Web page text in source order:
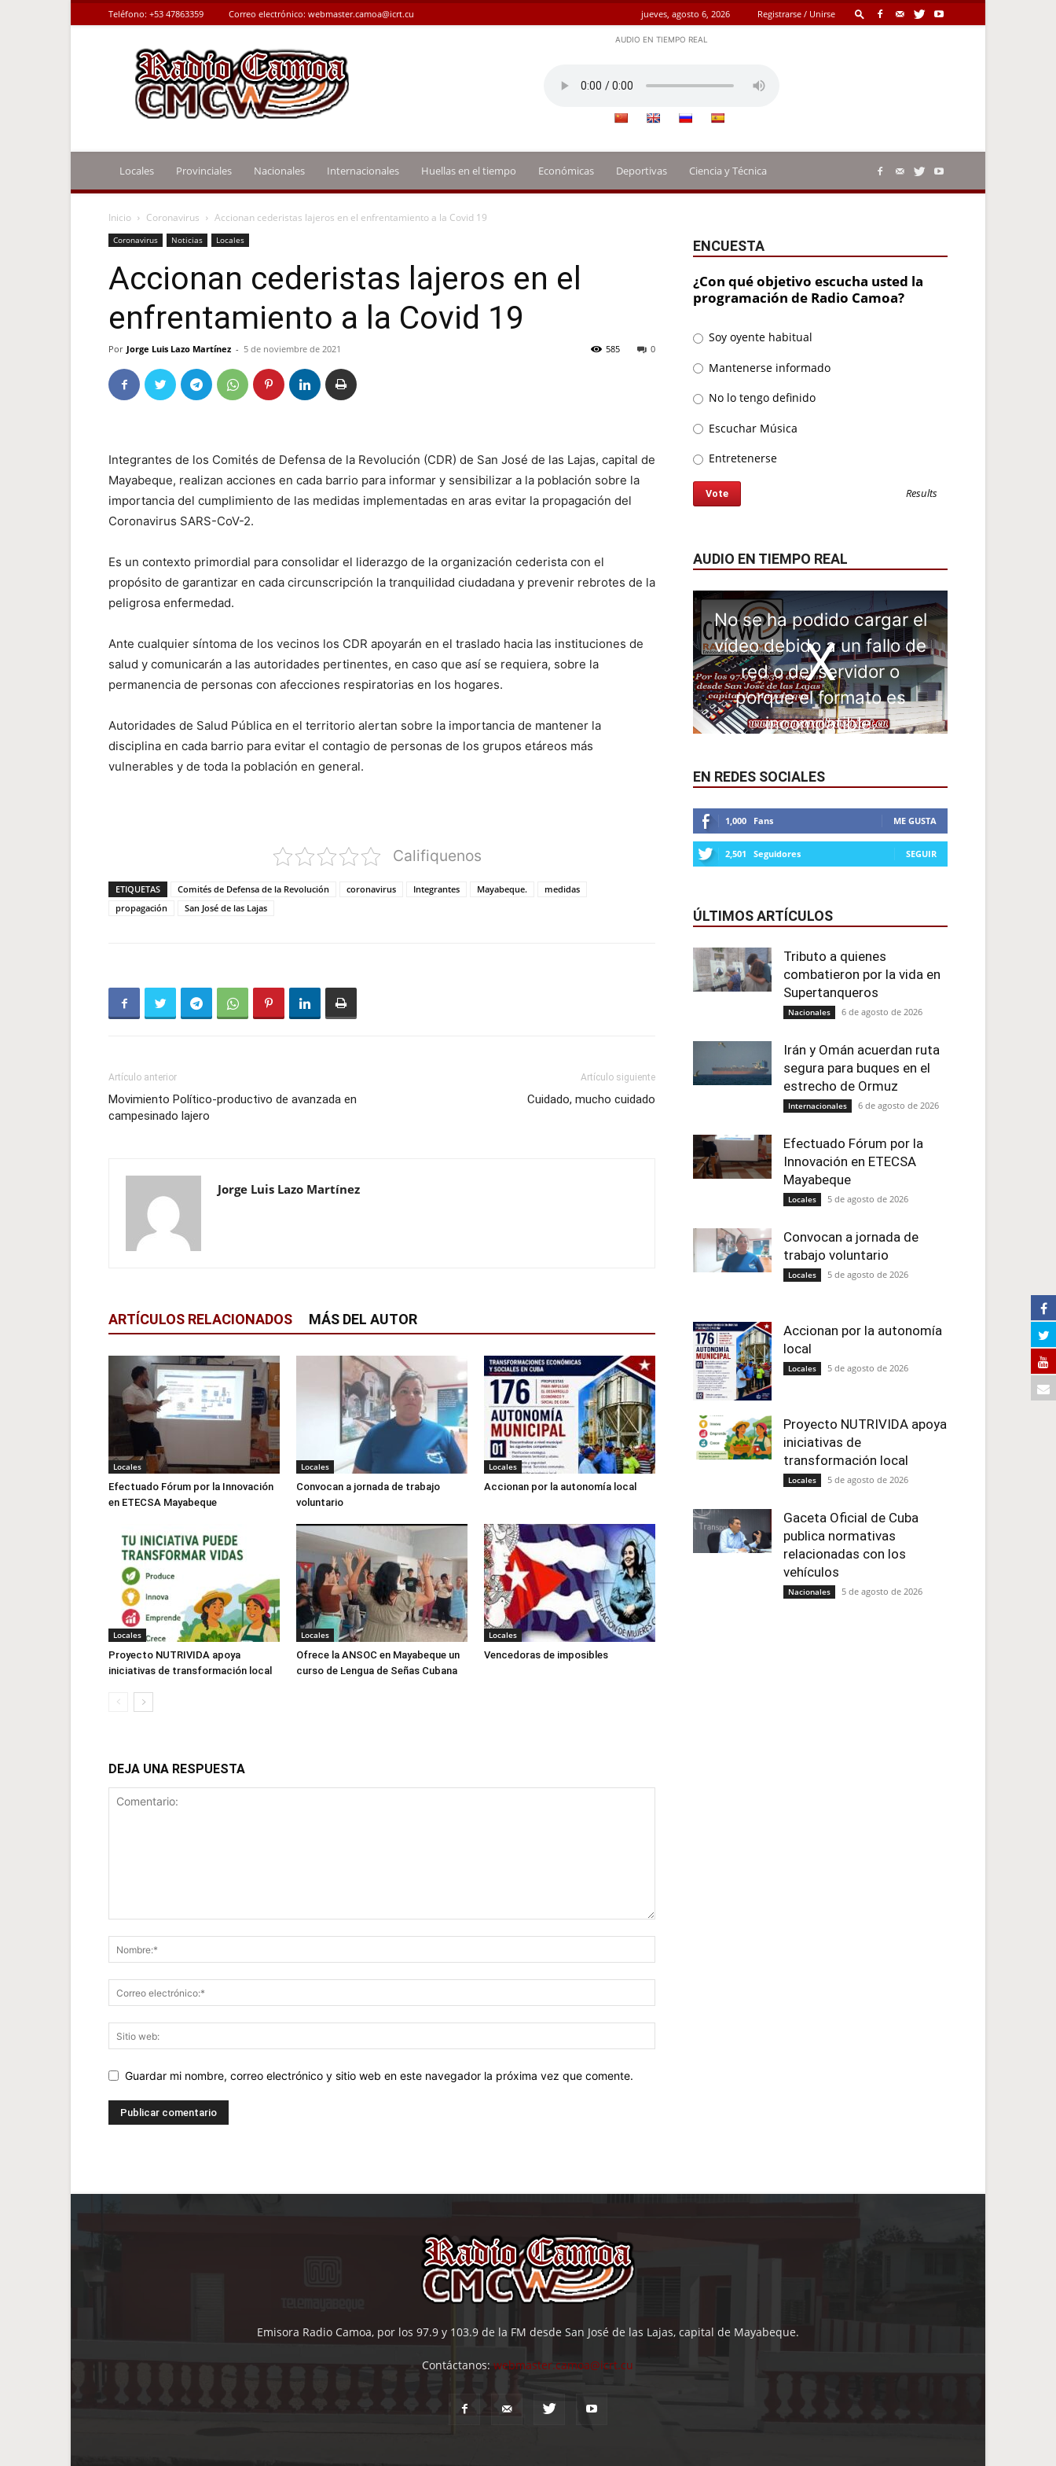
jueves, agosto 6, 2026 Registrarse / Unirse
Teléfono: +53 47863359 Correo electrónico: webmaster.camoa@icrt.cu
Radio
Camoa
AUDIO EN TIEMPO REAL
Locales Provinciales Nacionales Internacionales Huellas en el tiempo Económicas Deportivas Ciencia y Técnica
Inicio Coronavirus Accionan cederistas lajeros en el enfrentamiento a la Covid 19
Coronavirus Noticias Locales
Accionan cederistas lajeros en el
enfrentamiento a la Covid 19
Por Jorge Luis Lazo Martínez - 5 de noviembre de 2021 0
585
Integrantes de los Comités de Defensa de la Revolución (CDR) de San José de las Lajas, capital de
Mayabeque, realizan acciones en cada barrio para informar y sensibilizar a la población sobre la
importancia del cumplimiento de las medidas implementadas en aras evitar la propagación del
Coronavirus SARS-CoV-2.
Es un contexto primordial para consolidar el liderazgo de la organización cederista con el
propósito de garantizar en cada circunscripción la tranquilidad ciudadana y prevenir rebrotes de la
peligrosa enfermedad.
Ante cualquier síntoma de los vecinos los CDR apoyarán en el traslado hacia las instituciones de
salud y comunicarán a las autoridades pertinentes, en caso que así se requiera, sobre la
permanencia de personas con afecciones respiratorias en los hogares.
Autoridades de Salud Pública en el territorio alertan sobre la importancia de mantener la
disciplina en cada barrio para evitar el contagio de personas de los grupos etáreos más
vulnerables y de toda la población en general.
Califiquenos
ETIQUETAS Comités de Defensa de la Revolución coronavirus Integrantes Mayabeque.
medidas
propagación
San José de las Lajas
Artículo anterior
Movimiento Político-productivo de avanzada en
campesinado lajero
Artículo siguiente
Cuidado, mucho cuidado
Jorge Luis Lazo Martínez
ARTÍCULOS RELACIONADOS MÁS DEL AUTOR
Locales
Efectuado Fórum por la Innovación
en ETECSA Mayabeque
Locales
Convocan a jornada de trabajo
voluntario
Locales
Accionan por la autonomía local
Locales
Proyecto NUTRIVIDA apoya
iniciativas de transformación local
Locales
Ofrece la ANSOC en Mayabeque un
curso de Lengua de Señas Cubana
Locales
Vencedoras de imposibles
DEJA UNA RESPUESTA
Guardar mi nombre, correo electrónico y sitio web en este navegador la próxima vez que comente.
ENCUESTA
¿Con qué objetivo escucha usted la
programación de Radio Camoa?
Soy oyente habitual
Mantenerse informado
No lo tengo definido
Escuchar Música
Entretenerse
Results
AUDIO EN TIEMPO REAL
EN REDES SOCIALES
1,000 Fans ME GUSTA
2,501 Seguidores SEGUIR
ÚLTIMOS ARTÍCULOS
Tributo a quienes
combatieron por la vida en
Supertanqueros
Nacionales 6 de agosto de 2026
Irán y Omán acuerdan ruta
segura para buques en el
estrecho de Ormuz
Internacionales 6 de agosto de 2026
Efectuado Fórum por la
Innovación en ETECSA
Mayabeque
Locales 5 de agosto de 2026
Convocan a jornada de
trabajo voluntario
Locales 5 de agosto de 2026
Accionan por la autonomía
local
Locales 5 de agosto de 2026
Proyecto NUTRIVIDA apoya
iniciativas de
transformación local
Locales 5 de agosto de 2026
Gaceta Oficial de Cuba
publica normativas
relacionadas con los
vehículos
Nacionales 5 de agosto de 2026
Emisora Radio Camoa, por los 97.9 y 103.9 de la FM desde San José de las Lajas, capital de Mayabeque.
Contáctanos:webmaster.camoa@icrt.cu